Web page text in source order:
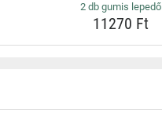
2 db gumis lepedő
11270 Ft